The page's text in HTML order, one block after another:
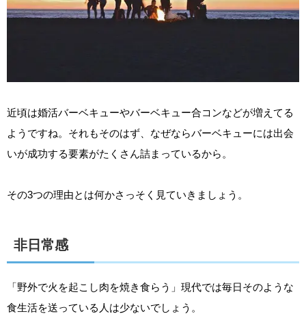
近頃は婚活バーベキューやバーベキュー合コンなどが増えてる
ようですね。それもそのはず、なぜならバーベキューには出会
いが成功する要素がたくさん詰まっているから。
その3つの理由とは何かさっそく見ていきましょう。
非日常感
「野外で火を起こし肉を焼き食らう」現代では毎日そのような
食生活を送っている人は少ないでしょう。